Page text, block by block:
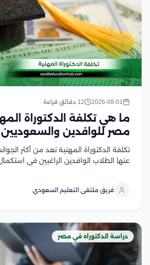
2026-08-01 12 دقائق قراءة
ما هي تكلفة الدكتوراة
مصر للوافدين والسعوديين
تكلفة الدكتوراة المهنية تعد من أكثر
عنها الطلاب الوافدين الراغبين في
عن هذا النوع من...
فريق ملتقى التعليم السعودي
دراسة الدكتوراه في مصر